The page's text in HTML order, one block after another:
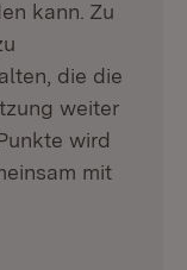
kann. Zu
die die
weiter
wird
mit